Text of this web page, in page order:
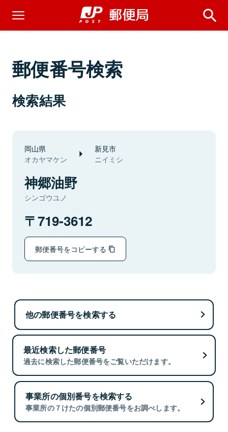
郵便番号検索
検索結果
岡山県
オカヤマケン
新見市
ニイミシ
神郷油野
シンゴウユノ
719-3612
郵便番号をコピーする
他の郵便番号を検索する
最近検索した郵便番号
過去に検索した郵便番号をご覧いただけます。
事業所の個別番号を検索する
事業所の７けたの個別郵便番号をお調べします。